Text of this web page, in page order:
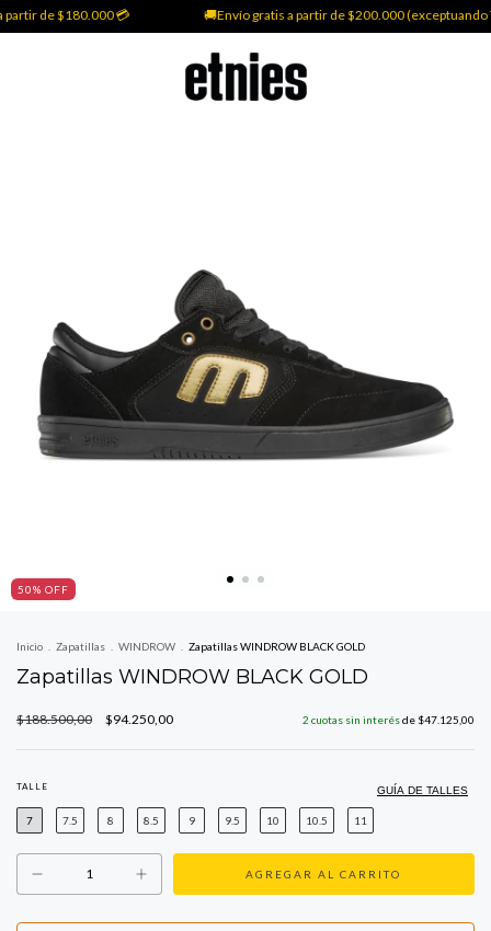
de $180.000 💳 🚚Envío gratis a partir de $200.000 (exceptuando
50% OFF
Inicio Zapatillas WINDROW Zapatillas WINDROW BLACK GOLD
Zapatillas WINDROW BLACK GOLD
$188.500,00 $94.250,00 2 cuotas sin interésde $47.125,00
TALLE GUÍA DE TALLES
7 7.5 8 8.5 9 9.5 10 10.5 11